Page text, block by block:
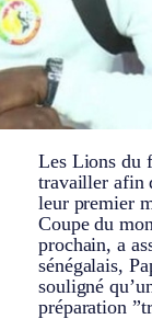
Les Lions du
travailler afin
leur premier
Coupe du
prochain, a
sénégalais,
souligné
préparation